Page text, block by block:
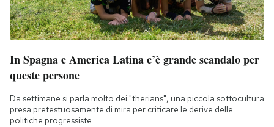
In Spagna e America Latina c’è grande scandalo per
queste persone
Da settimane si parla molto dei "therians", una piccola sottocultura
presa pretestuosamente di mira per criticare le derive delle
politiche progressiste